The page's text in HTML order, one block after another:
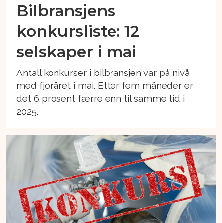
Bilbransjens
konkursliste: 12
selskaper i mai
Antall konkurser i bilbransjen var på nivå
med fjoråret i mai. Etter fem måneder er
det 6 prosent færre enn til samme tid i
2025.